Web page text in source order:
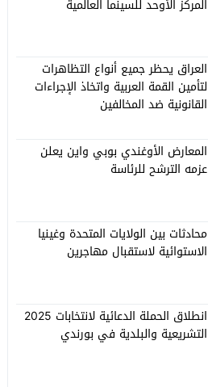
المركز الأوحد للسينما العالمية
العراق يحظر جميع أنواع التظاهرات
لتأمين القمة العربية واتخاذ الإجراءات
القانونية ضد المخالفين
المعارض الأوغندي بوبي واين يعلن
عزمه الترشح للرئاسة
محادثات بين الولايات المتحدة وغينيا
الاستوائية لاستقبال مهاجرين
انطلاق الحملة الدعائية لانتخابات 2025
التشريعية والبلدية في بورندي